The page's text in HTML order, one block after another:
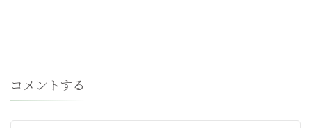
コメントする